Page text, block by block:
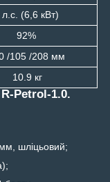
(6,6 кВт)
92%
/105 /208 мм
10.9 кг
Petrol-1.0.
шліцьовий;